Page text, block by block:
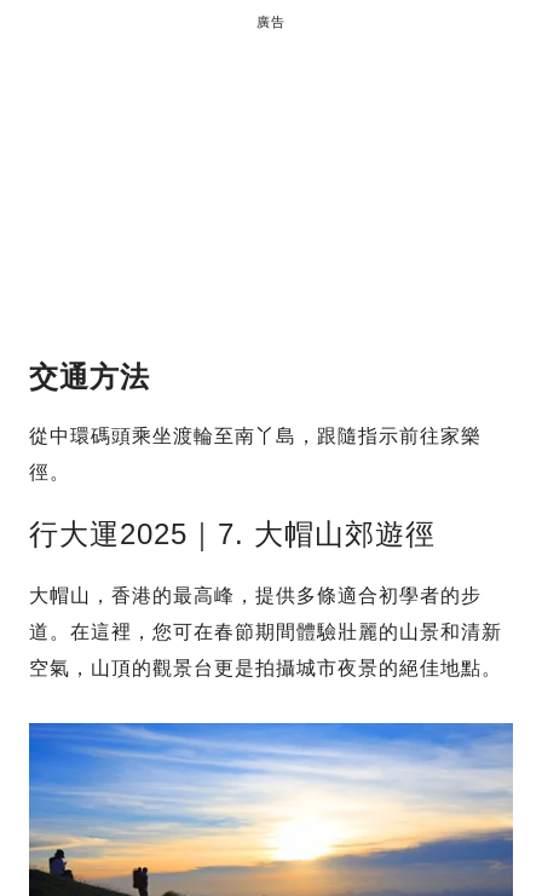
廣告
交通方法
從中環碼頭乘坐渡輪至南丫島，跟隨指示前往家樂
徑。
行大運2025｜7. 大帽山郊遊徑
大帽山，香港的最高峰，提供多條適合初學者的步
道。在這裡，您可在春節期間體驗壯麗的山景和清新
空氣，山頂的觀景台更是拍攝城市夜景的絕佳地點。